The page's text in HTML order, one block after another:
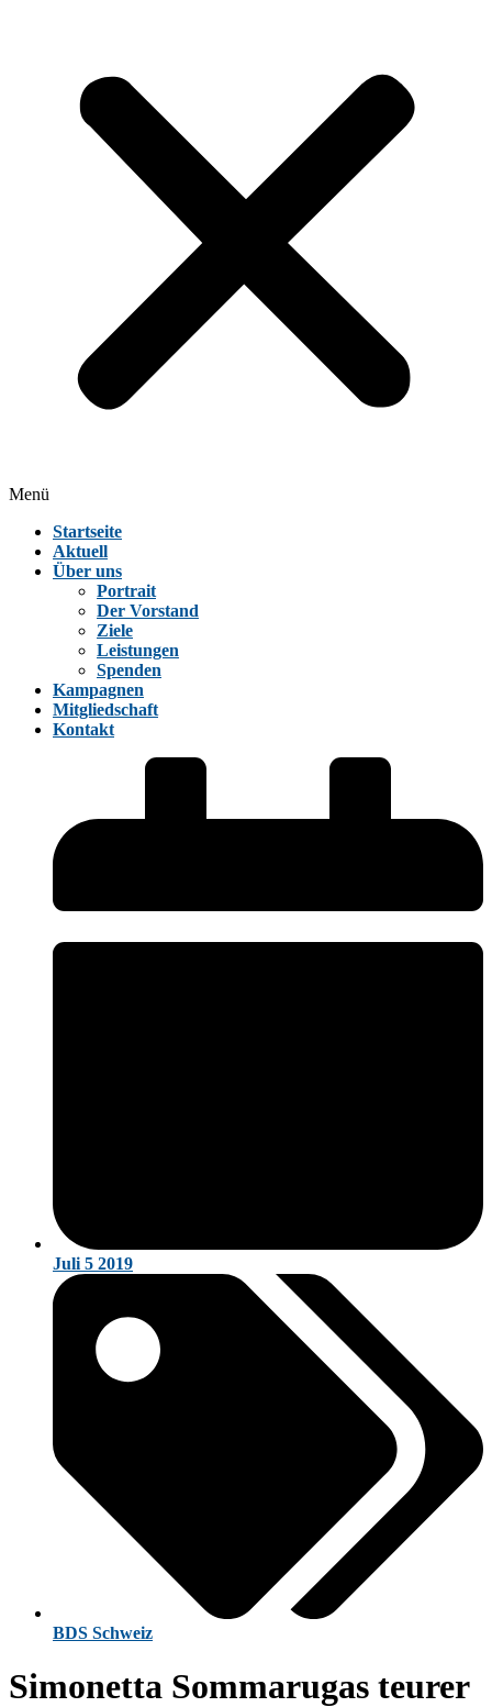
Menü
Startseite
Aktuell
Über uns
Portrait
Der Vorstand
Ziele
Leistungen
Spenden
Kampagnen
Mitgliedschaft
Kontakt
Juli 5 2019
BDS Schweiz
Simonetta Sommarugas teurer